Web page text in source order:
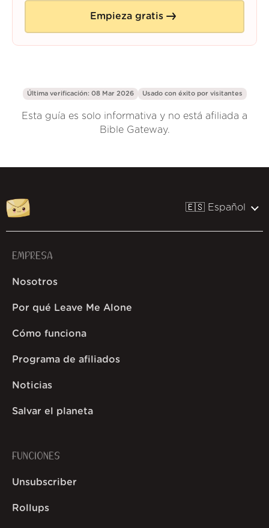
Empieza gratis
Última verificación: 08 Mar 2026 Usado con éxito por visitantes
Esta guía es solo informativa y no está afiliada a
Bible Gateway.
🇪🇸 Español
EMPRESA
Nosotros
Por qué Leave Me Alone
Cómo funciona
Programa de afiliados
Noticias
Salvar el planeta
FUNCIONES
Unsubscriber
Rollups